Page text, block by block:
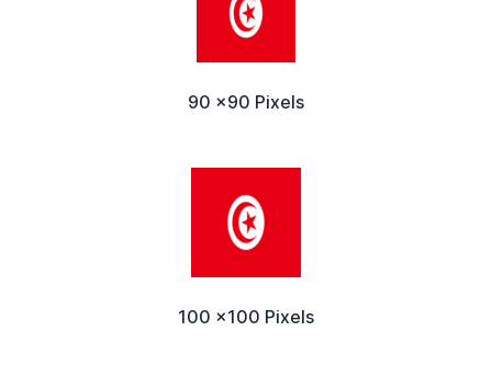
90 x90 Pixels
100 x100 Pixels